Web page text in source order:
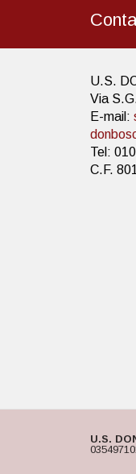
U.S.
Via
E-mail:
Tel:
C.F.
U.S.